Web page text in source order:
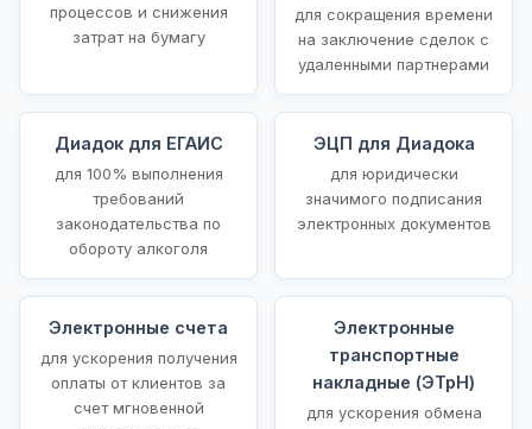
процессов и снижения
затрат на бумагу
для сокращения времени
на заключение сделок с
удаленными партнерами
Диадок для ЕГАИС
для 100% выполнения
требований
законодательства по
обороту алкоголя
ЭЦП для Диадока
для юридически
значимого подписания
электронных документов
Электронные счета
для ускорения получения
оплаты от клиентов за
счет мгновенной
Электронные
транспортные
накладные (ЭТрН)
для ускорения обмена